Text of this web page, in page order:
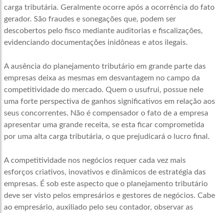
carga tributária. Geralmente ocorre após a ocorrência do fato
gerador. São fraudes e sonegações que, podem ser
descobertos pelo fisco mediante auditorias e fiscalizações,
evidenciando documentações inidôneas e atos ilegais.
A ausência do planejamento tributário em grande parte das
empresas deixa as mesmas em desvantagem no campo da
competitividade do mercado. Quem o usufrui, possue nele
uma forte perspectiva de ganhos significativos em relação aos
seus concorrentes. Não é compensador o fato de a empresa
apresentar uma grande receita, se esta ficar comprometida
por uma alta carga tributária, o que prejudicará o lucro final.
A competitividade nos negócios requer cada vez mais
esforços criativos, inovativos e dinâmicos de estratégia das
empresas. É sob este aspecto que o planejamento tributário
deve ser visto pelos empresários e gestores de negócios. Cabe
ao empresário, auxiliado pelo seu contador, observar as